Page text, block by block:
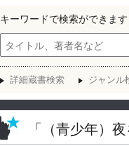
キーワードで検索ができます
詳細蔵書検索 ジャンル
「（青少年）